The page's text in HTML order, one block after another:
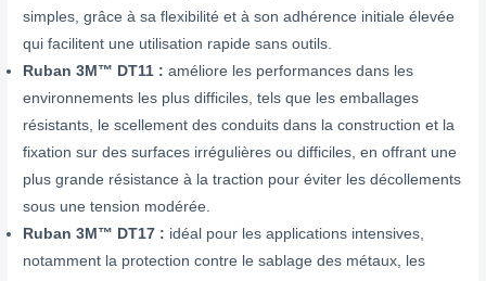
simples, grâce à sa flexibilité et à son adhérence initiale élevée
qui facilitent une utilisation rapide sans outils.
Ruban 3M™ DT11 : améliore les performances dans les
environnements les plus difficiles, tels que les emballages
résistants, le scellement des conduits dans la construction et la
fixation sur des surfaces irrégulières ou difficiles, en offrant une
plus grande résistance à la traction pour éviter les décollements
sous une tension modérée.
Ruban 3M™ DT17 : idéal pour les applications intensives,
notamment la protection contre le sablage des métaux, les